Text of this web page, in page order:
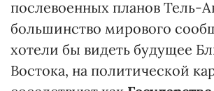
послевоенных планов Тель-
большинство мирового
хотели бы видеть будущее
Востока, на политической